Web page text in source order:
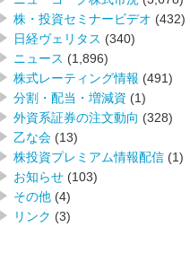
株・投資セミナービデオ (432)
日経ヴェリタス (340)
ニュース (1,896)
株式レーティング情報 (491)
分割・配当・増減資 (1)
外資系証券の注文動向 (328)
乙な会 (13)
株投資プレミアム情報配信 (1)
お知らせ (103)
その他 (4)
リンク (3)